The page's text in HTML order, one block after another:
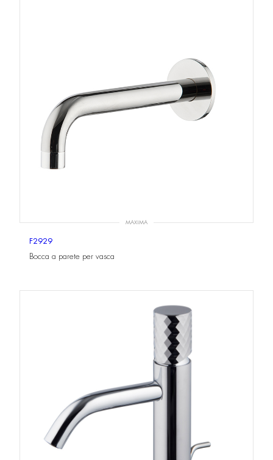
MAXIMA
F2929
Bocca a parete per vasca